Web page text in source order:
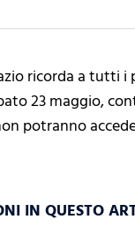
ricorda a tutti
23 maggio,
potranno
IN QUESTO